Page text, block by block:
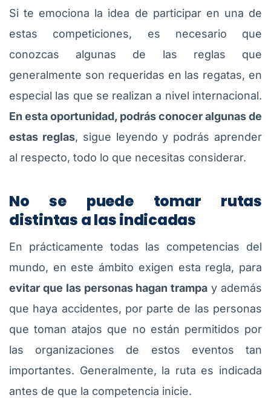
Si te emociona la idea de participar en una de
estas competiciones, es necesario que
conozcas algunas de las reglas que
generalmente son requeridas en las regatas, en
especial las que se realizan a nivel internacional.
En esta oportunidad, podrás conocer algunas de
estas reglas, sigue leyendo y podrás aprender
al respecto, todo lo que necesitas considerar.
No se puede tomar rutas
distintas a las indicadas
En prácticamente todas las competencias del
mundo, en este ámbito exigen esta regla, para
evitar que las personas hagan trampa y además
que haya accidentes, por parte de las personas
que toman atajos que no están permitidos por
las organizaciones de estos eventos tan
importantes. Generalmente, la ruta es indicada
antes de que la competencia inicie.